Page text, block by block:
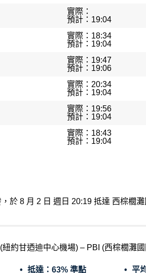
實際：
預計：19:04
實際：18:34
預計：19:04
實際：19:47
預計：19:06
實際：20:34
預計：19:04
實際：19:56
預計：19:04
實際：18:43
預計：19:04
於 8 月 2 日 週日 20:19 抵達 西棕櫚
紐約甘迺迪中心機場) – PBI (西棕櫚灘
抵達： 63% 準點 平